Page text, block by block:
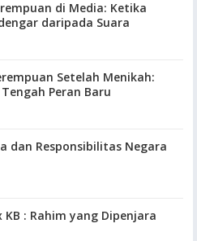
di Media: Ketika
daripada Suara
Setelah Menikah:
Peran Baru
dan Responsibilitas Negara